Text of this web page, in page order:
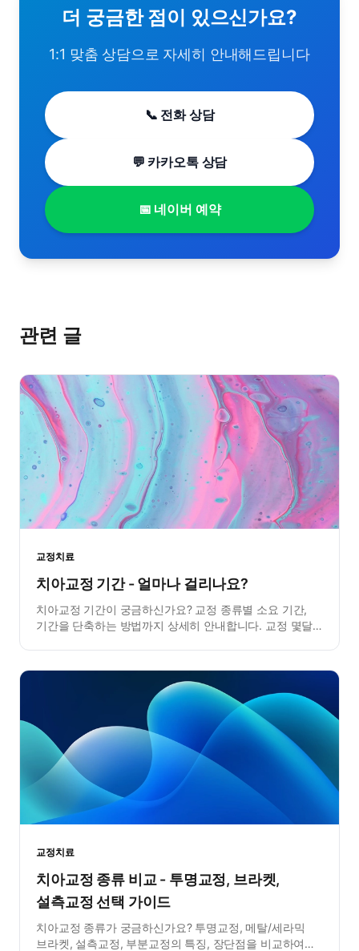
더 궁금한 점이 있으신가요?
1:1 맞춤 상담으로 자세히 안내해드립니다
📞 전화 상담
💬 카카오톡 상담
📅 네이버 예약
관련 글
교정치료
치아교정 기간 - 얼마나 걸리나요?
치아교정 기간이 궁금하신가요? 교정 종류별 소요 기간,
기간을 단축하는 방법까지 상세히 안내합니다. 교정 몇달
교정치료
치아교정 종류 비교 - 투명교정, 브라켓,
설측교정 선택 가이드
치아교정 종류가 궁금하신가요? 투명교정, 메탈/세라믹
브라켓, 설측교정, 부분교정의 특징, 장단점을 비교하여